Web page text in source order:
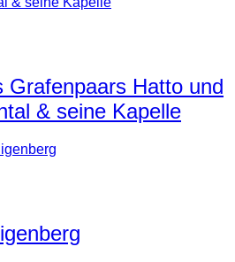
Grafenpaars Hatto und
& seine Kapelle